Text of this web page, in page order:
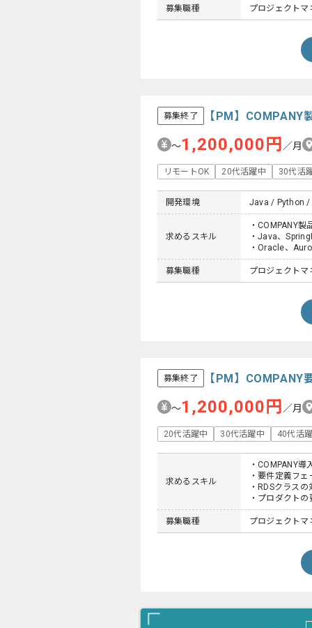
募集職種 プロジェクトマ
募集終了 【PM】
〜1,200,000円 ／月
リモートOK 20代活躍中 30代活
開発環境 Java / Python /
求めるスキル
・COMPANY
・Java、
・Oracle、
募集職種 プロジェクトマ
募集終了 【PM】
〜1,200,000円 ／月
20代活躍中 30代活躍中 40代活
求めるスキル
・COMPANY導
・要件定義フ
・RDSクラス
・プロダクト
募集職種 プロジェクトマ